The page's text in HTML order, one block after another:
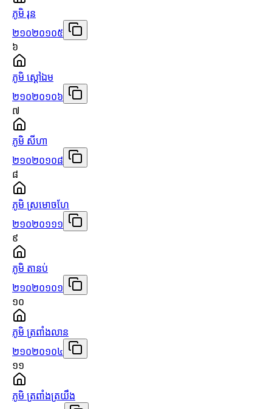
ភូមិ រុន
២១០២០១០៥
៦
ភូមិ ស្ដៅឯម
២១០២០១០៦
៧
ភូមិ សីហា
២១០២០១០៨
៨
ភូមិ ស្រមោចហែ
២១០២០១១១
៩
ភូមិ តានប់
២១០២០១០១
១០
ភូមិ ត្រពាំងលាន
២១០២០១០៤
១១
ភូមិ ត្រពាំងត្រយឹង